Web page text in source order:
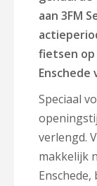
aan 3FM
fietsen
Enschede
Speciaal
verlengd.
makkelijk